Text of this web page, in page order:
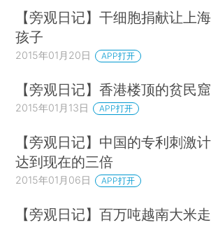
【旁观日记】干细胞捐献让上
孩子
2015年01月20日 APP打开
【旁观日记】香港楼顶的贫民窟
2015年01月13日 APP打开
【旁观日记】中国的专利刺激
达到现在的三倍
2015年01月06日 APP打开
【旁观日记】百万吨越南大米